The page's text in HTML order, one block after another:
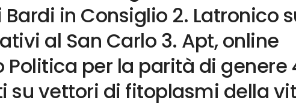
in Consiglio 2. Latronico
al San Carlo 3. Apt, online
per la parità di genere
su vettori di fitoplasmi della